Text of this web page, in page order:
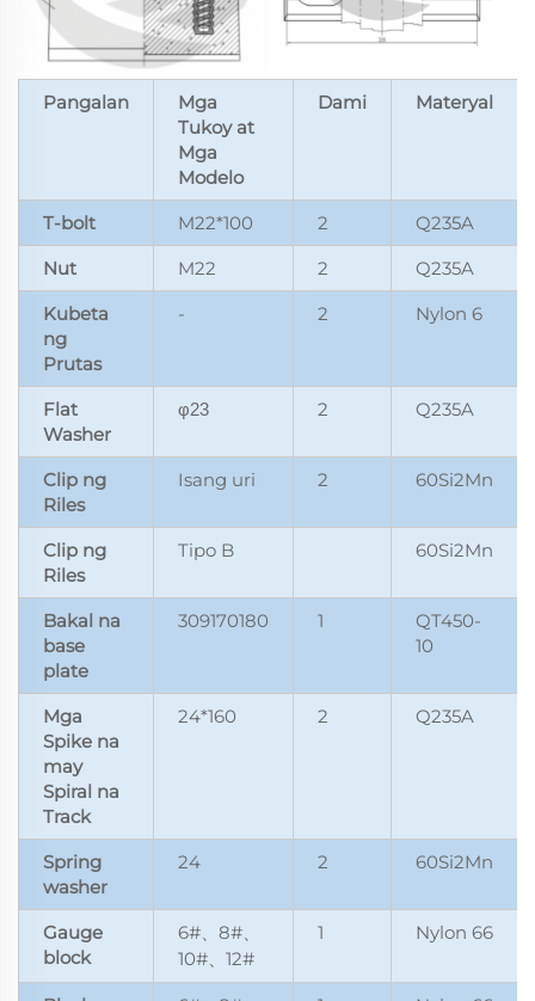
Pangalan
Mga
Tukoy at
Mga
Modelo
Dami Materyal
T-bolt M22*100 2
Q235A
Nut
M22 2
Q235A
Kubeta
ng
Prutas
- 2 Nylon 6
Flat
Washer
φ23 2 Q235A
Clip ng
Riles
Isang uri 2 60Si2Mn
Clip ng
Riles
Tipo B 60Si2Mn
Bakal na
base
plate
309170180 1
QT450-
10
Mga
Spike na
may
Spiral na
Track
24*160 2 Q235A
Spring
washer
24 2 60Si2Mn
Gauge
block
6# 8#
10# 12#
1 Nylon 66